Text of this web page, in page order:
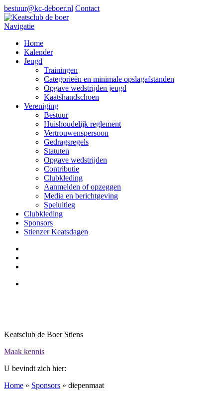
bestuur@kc-deboer.nl Contact
Navigatie
Home
Kalender
Jeugd
Trainingen
Categorieën en minimale opslagafstanden
Opgave wedstrijden jeugd
Kaatshandschoen
Vereniging
Bestuur
Huishoudelijk reglement
Vertrouwenspersoon
Gedragsregels
Statuten
Opgave wedstrijden
Contributie
Clubkleding
Aanmelden of opzeggen
Media en berichtgeving
Speluitleg
Clubkleding
Sponsors
Stienzer Keatsdagen
Keatsclub de Boer Stiens
Maak kennis
U bevindt zich hier:
Home » Sponsors » diepenmaat